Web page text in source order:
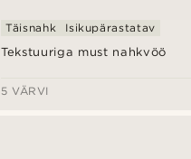
Tekstuuriga must nahkvöö
Täisnahk Isikupärastatav
5 VÄRVI